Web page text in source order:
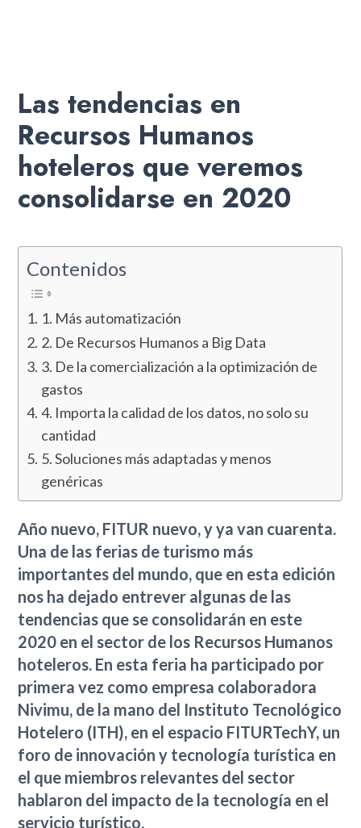
Las tendencias en
Recursos Humanos
hoteleros que veremos
consolidarse en 2020
Contenidos
1. Más automatización
2. De Recursos Humanos a Big Data
3. De la comercialización a la optimización de
gastos
4. Importa la calidad de los datos, no solo su
cantidad
5. Soluciones más adaptadas y menos
genéricas
Año nuevo, FITUR nuevo, y ya van cuarenta.
Una de las ferias de turismo más
importantes del mundo, que en esta edición
nos ha dejado entrever algunas de las
tendencias que se consolidarán en este
2020 en el sector de los Recursos Humanos
hoteleros. En esta feria ha participado por
primera vez como empresa colaboradora
Nivimu, de la mano del Instituto Tecnológico
Hotelero (ITH), en el espacio FITURTechY, un
foro de innovación y tecnología turística en
el que miembros relevantes del sector
hablaron del impacto de la tecnología en el
servicio turístico.